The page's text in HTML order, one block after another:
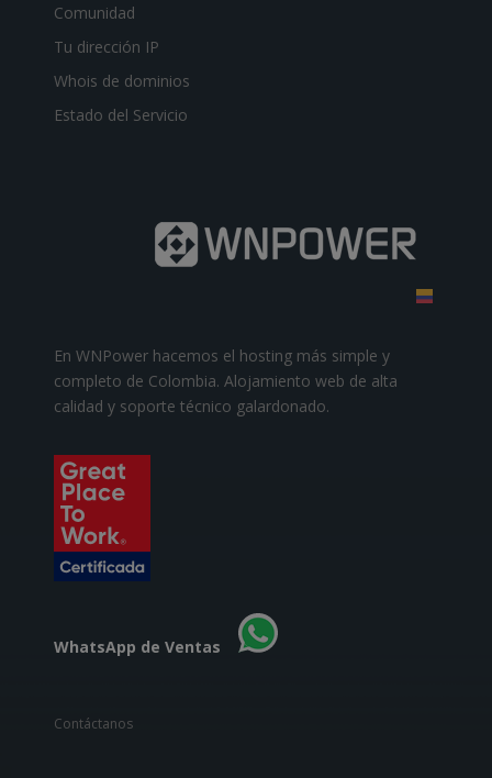
Comunidad
Tu dirección IP
Whois de dominios
Estado del Servicio
En WNPower hacemos el hosting más simple y
completo de Colombia. Alojamiento web de alta
calidad y soporte técnico galardonado.
WhatsApp de Ventas
Contáctanos